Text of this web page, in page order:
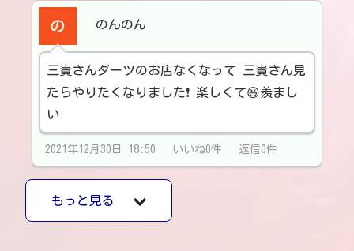
のんのん
三貴さんダーツのお店なくなって 三貴さん見
たらやりたくなりました❗ 楽しくて😆羨まし
い
2021年12月30日 18:50 いいね0件 返信0件
もっと見る